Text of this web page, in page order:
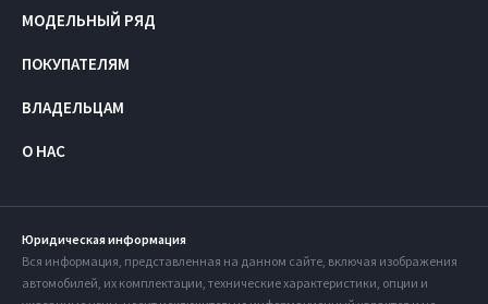
МОДЕЛЬНЫЙ РЯД
ПОКУПАТЕЛЯМ
ВЛАДЕЛЬЦАМ
О НАС
Юридическая информация
Вся информация, представленная на данном сайте, включая изображения
автомобилей, их комплектации, технические характеристики, опции и